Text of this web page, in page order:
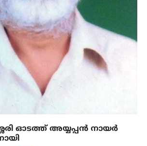
ഓടത്ത് അയ്യപ്പൻ നായർ